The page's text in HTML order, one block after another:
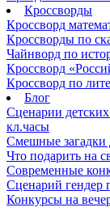
Кроссворды
Кроссворд
Кроссворды по
Чайнворд по
Кроссворд
Кроссворд по
Блог
Сценарии
кл.часы
Смешные загадки
Что подарить на
Современные
Сценарий гендер
Конкурсы на